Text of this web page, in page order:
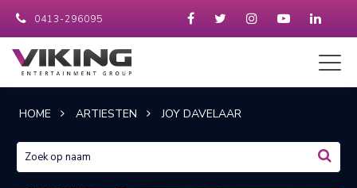
0413-296095
HOME ARTIESTEN JOY DAVELAAR